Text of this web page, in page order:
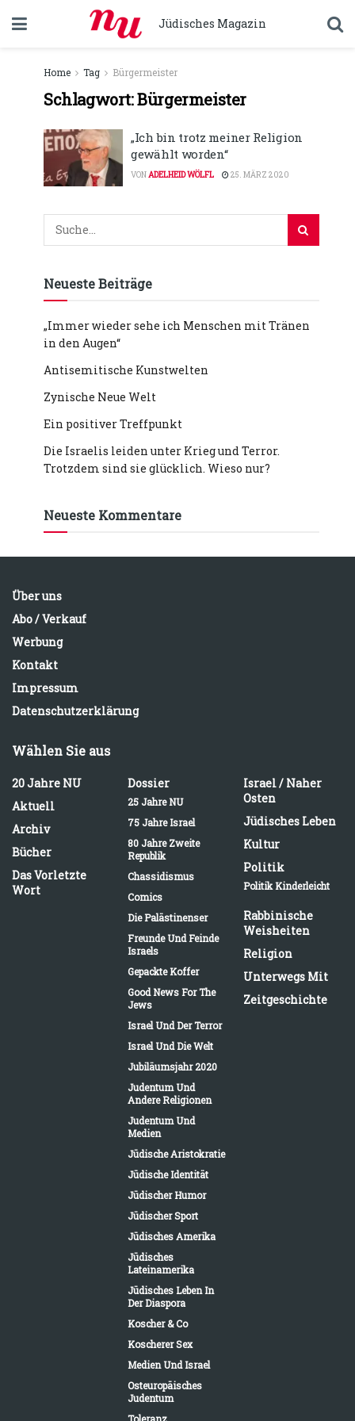
Jüdisches Magazin
Home Tag Bürgermeister
Schlagwort:Bürgermeister
„Ich bin trotz meiner Religion
gewählt worden“
VONADELHEID WÖLFL 25. MÄRZ 2020
Neueste Beiträge
„Immer wieder sehe ich Menschen mit Tränen
in den Augen“
Antisemitische Kunstwelten
Zynische Neue Welt
Ein positiver Treffpunkt
Die Israelis leiden unter Krieg und Terror.
Trotzdem sind sie glücklich. Wieso nur?
Neueste Kommentare
Über uns
Abo / Verkauf
Werbung
Kontakt
Impressum
Datenschutzerklärung
Wählen Sie aus
20 Jahre NU
Aktuell
Archiv
Bücher
Das Vorletzte
Wort
Dossier
25 Jahre NU
75 Jahre Israel
80 Jahre Zweite
Republik
Chassidismus
Comics
Die Palästinenser
Freunde Und Feinde
Israels
Gepackte Koffer
Good News For The
Jews
Israel Und Der Terror
Israel Und Die Welt
Jubiläumsjahr 2020
Judentum Und
Andere Religionen
Judentum Und
Medien
Jüdische Aristokratie
Jüdische Identität
Jüdischer Humor
Jüdischer Sport
Jüdisches Amerika
Jüdisches
Lateinamerika
Jüdisches Leben In
Der Diaspora
Koscher & Co
Koscherer Sex
Medien Und Israel
Osteuropäisches
Judentum
Toleranz
Israel / Naher
Osten
Jüdisches Leben
Kultur
Politik
Politik Kinderleicht
Rabbinische
Weisheiten
Religion
Unterwegs Mit
Zeitgeschichte